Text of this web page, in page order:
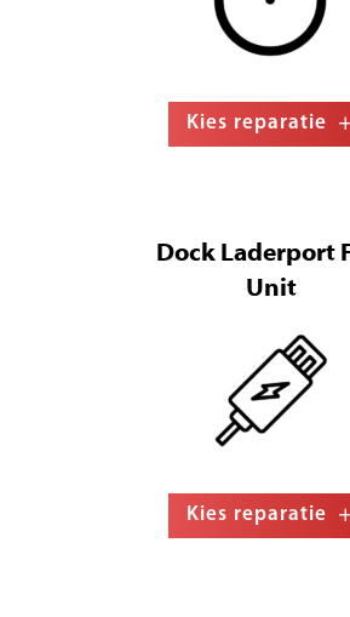
Kies reparatie
Dock Laderport
Unit
Kies reparatie